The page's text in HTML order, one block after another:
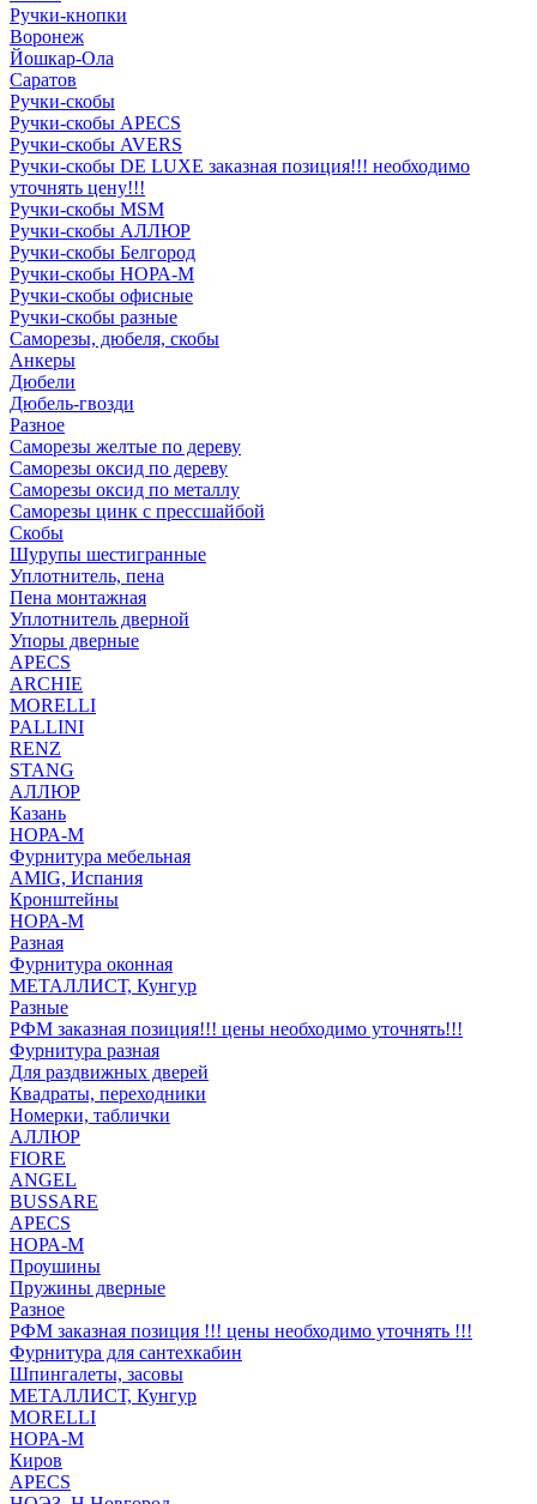
Ручки-кнопки
Воронеж
Йошкар-Ола
Саратов
Ручки-скобы
Ручки-скобы APECS
Ручки-скобы AVERS
Ручки-скобы DE LUXE заказная позиция!!! необходимо
уточнять цену!!!
Ручки-скобы MSM
Ручки-скобы АЛЛЮР
Ручки-скобы Белгород
Ручки-скобы НОРА-М
Ручки-скобы офисные
Ручки-скобы разные
Саморезы, дюбеля, скобы
Анкеры
Дюбели
Дюбель-гвозди
Разное
Саморезы желтые по дереву
Саморезы оксид по дереву
Саморезы оксид по металлу
Саморезы цинк с прессшайбой
Скобы
Шурупы шестигранные
Уплотнитель, пена
Пена монтажная
Уплотнитель дверной
Упоры дверные
APECS
ARCHIE
MORELLI
PALLINI
RENZ
STANG
АЛЛЮР
Казань
НОРА-М
Фурнитура мебельная
AMIG, Испания
Кронштейны
НОРА-М
Разная
Фурнитура оконная
МЕТАЛЛИСТ, Кунгур
Разные
РФМ заказная позиция!!! цены необходимо уточнять!!!
Фурнитура разная
Для раздвижных дверей
Квадраты, переходники
Номерки, таблички
АЛЛЮР
FIORE
ANGEL
BUSSARE
APECS
НОРА-М
Проушины
Пружины дверные
Разное
РФМ заказная позиция !!! цены необходимо уточнять !!!
Фурнитура для сантехкабин
Шпингалеты, засовы
МЕТАЛЛИСТ, Кунгур
MORELLI
НОРА-М
Киров
APECS